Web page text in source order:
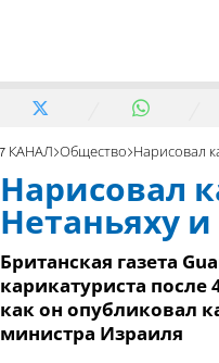
7 КАНАЛ Общество Нарисовал
Нарисовал
Нетаньяху
Британская газета
карикатуриста после
как он опубликовал
министра Израиля